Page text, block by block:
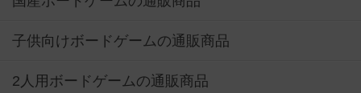
子供向けボードゲームの通販商品
2人用ボードゲームの通販商品